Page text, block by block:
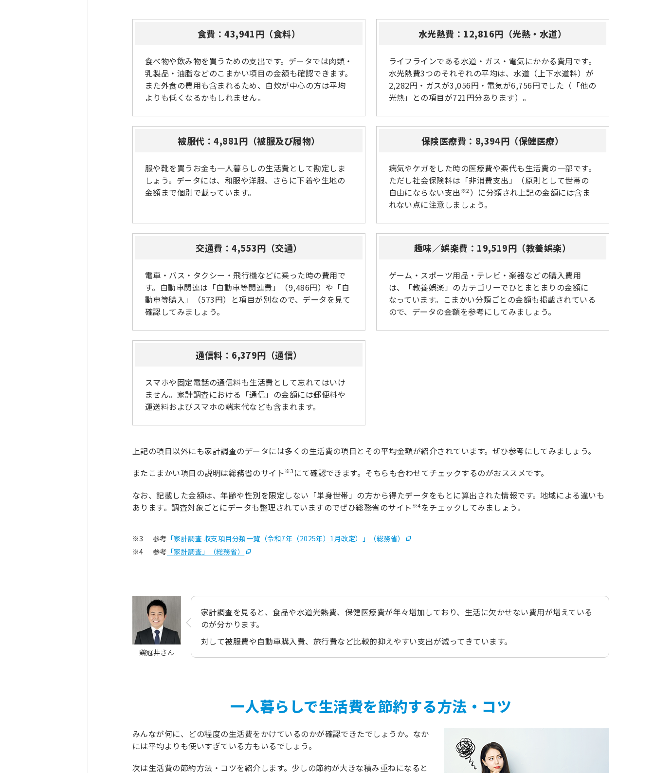
食費：43,941円（食料）
食べ物や飲み物を買うための支出です。データでは肉類・
乳製品・油脂などのこまかい項目の金額も確認できます。
また外食の費用も含まれるため、自炊が中心の方は平均
よりも低くなるかもしれません。
水光熱費：12,816円（光熱・水道）
ライフラインである水道・ガス・電気にかかる費用です。
水光熱費3つのそれぞれの平均は、水道（上下水道料）が
2,282円・ガスが3,056円・電気が6,756円でした（「他の
光熱」との項目が721円分あります）。
被服代：4,881円（被服及び履物）
服や靴を買うお金も一人暮らしの生活費として勘定しま
しょう。データには、和服や洋服、さらに下着や生地の
金額まで個別で載っています。
保険医療費：8,394円（保健医療）
病気やケガをした時の医療費や薬代も生活費の一部です。
ただし社会保険料は「非消費支出」（原則として世帯の
自由にならない支出※2 ）に分類され上記の金額には含ま
れない点に注意しましょう。
交通費：4,553円（交通）
電車・バス・タクシー・飛行機などに乗った時の費用で
す。自動車関連は「自動車等関連費」（9,486円）や「自
動車等購入」（573円）と項目が別なので、データを見て
確認してみましょう。
趣味／娯楽費：19,519円（教養娯楽）
ゲーム・スポーツ用品・テレビ・楽器などの購入費用
は、「教養娯楽」のカテゴリーでひとまとまりの金額に
なっています。こまかい分類ごとの金額も掲載されている
ので、データの金額を参考にしてみましょう。
通信料：6,379円（通信）
スマホや固定電話の通信料も生活費として忘れてはいけ
ません。家計調査における「通信」の金額には郵便料や
運送料およびスマホの端末代なども含まれます。
上記の項目以外にも家計調査のデータには多くの生活費の項目とその平均金額が紹介されています。ぜひ参考にしてみましょう。
またこまかい項目の説明は総務省のサイト※3 にて確認できます。そちらも合わせてチェックするのがおススメです。
なお、記載した金額は、年齢や性別を限定しない「単身世帯」の方から得たデータをもとに算出された情報です。地域による違いも
あります。調査対象ごとにデータも整理されていますのでぜひ総務省のサイト ※4をチェックしてみましょう。
※3 参考 「家計調査 収支項目分類一覧（令和7年（2025年）1月改定）」（総務省）
※4
参考 「家計調査」（総務省）
鶏冠井さん
家計調査を見ると、食品や水道光熱費、保健医療費が年々増加しており、生活に欠かせない費用が増えている
のが分かります。
対して被服費や自動車購入費、旅行費など比較的抑えやすい支出が減ってきています。
一人暮らしで生活費を節約する方法・コツ
みんなが何に、どの程度の生活費をかけているのかが確認できたでしょうか。なか
には平均よりも使いすぎている方もいるでしょう。
次は生活費の節約方法・コツを紹介します。少しの節約が大きな積み重ねになると